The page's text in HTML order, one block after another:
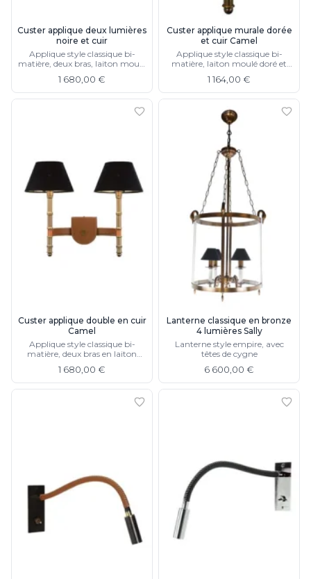
Custer applique deux lumières
noire et cuir
Applique style classique bi-
matière, deux bras, laiton moulé
tissu noir
1 680,00 €
Custer applique murale dorée
et cuir Camel
Applique style classique bi-
matière, laiton moulé doré et
1 164,00 €
Custer applique double en cuir
Camel
Applique style classique bi-
matière, deux bras en laiton
simple
1 680,00 €
Lanterne classique en bronze
4 lumières Sally
Lanterne style empire, avec
têtes de cygne
6 600,00 €